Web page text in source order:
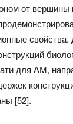
от вершины
для АМ,
[52].